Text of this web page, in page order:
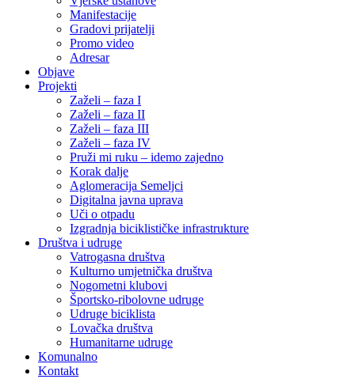
Manifestacije
Gradovi prijatelji
Promo video
Adresar
Objave
Projekti
Zaželi – faza I
Zaželi – faza II
Zaželi – faza III
Zaželi – faza IV
Pruži mi ruku – idemo zajedno
Korak dalje
Aglomeracija Semeljci
Digitalna javna uprava
Uči o otpadu
Izgradnja biciklističke infrastrukture
Društva i udruge
Vatrogasna društva
Kulturno umjetnička društva
Nogometni klubovi
Športsko-ribolovne udruge
Udruge biciklista
Lovačka društva
Humanitarne udruge
Komunalno
Kontakt